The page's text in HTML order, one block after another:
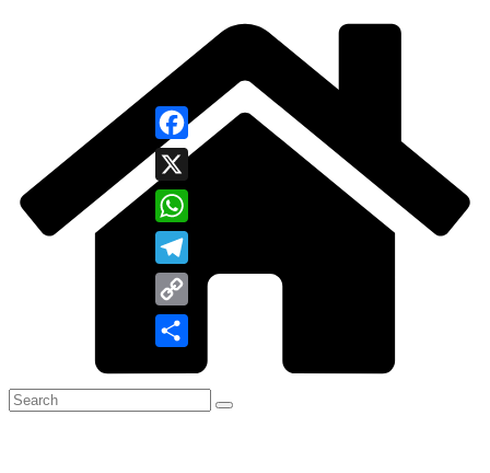
Facebook
X
WhatsApp
Telegram
Copy